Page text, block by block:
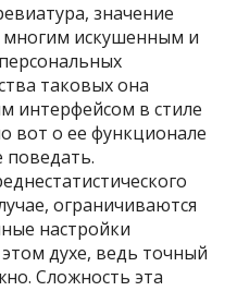
значение
искушенным и
таковых она
интерфейсом в стиле
вот о ее функционале
поведать.
ограничиваются
настройки
духе, ведь точный
Сложность эта